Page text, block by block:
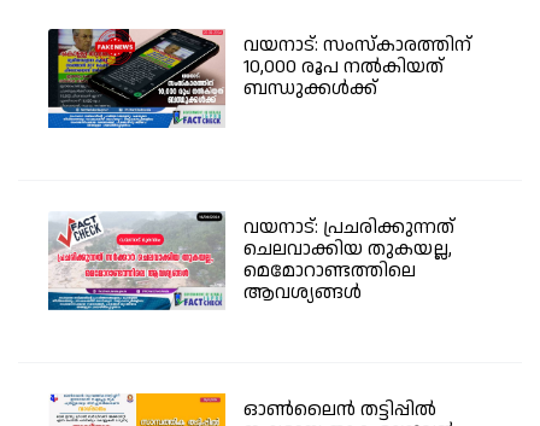
വയനാട്: സംസ്കാരത്തിന്
10,000 രൂപ നൽകിയത്
ബന്ധുക്കൾക്ക്
വയനാട്: പ്രചരിക്കുന്നത്
ചെലവാക്കിയ തുകയല്ല,
മെമോറാണ്ടത്തിലെ
ആവശ്യങ്ങൾ
ഓൺലൈൻ തട്ടിപ്പിൽ